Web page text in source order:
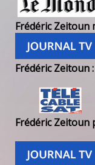
Frédéric Zeitoun
Frédéric Zeitoun
Frédéric